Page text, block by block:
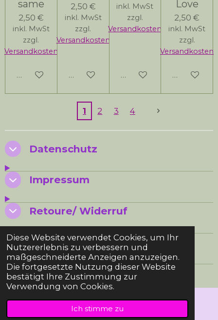
Diese Website verwendet Cookies, um Ihr
Nutzererlebnis zu verbessern und
maßgeschneiderte Anzeigen anzuzeigen.
Die fortgesetzte Nutzung dieser Website
bestätigt Ihre Zustimmung zur
Verwendung von Cookies.
Ich stimme zu
same
2,50 €
inkl. MwSt
zzgl.
Versandkosten
In den Warenkorb
2,50 €
inkl. MwSt
zzgl.
Versandkosten
In den Warenkorb
inkl. MwSt
zzgl.
Versandkosten
In den Warenkorb
Love
2,50 €
inkl. MwSt
zzgl.
Versandkosten
In den
1 2 3 4
Datenschutz
Impressum
Retoure/ Widerruf
AGB SMUK BI
© 2024 - 2026 SMUK BI
Karte